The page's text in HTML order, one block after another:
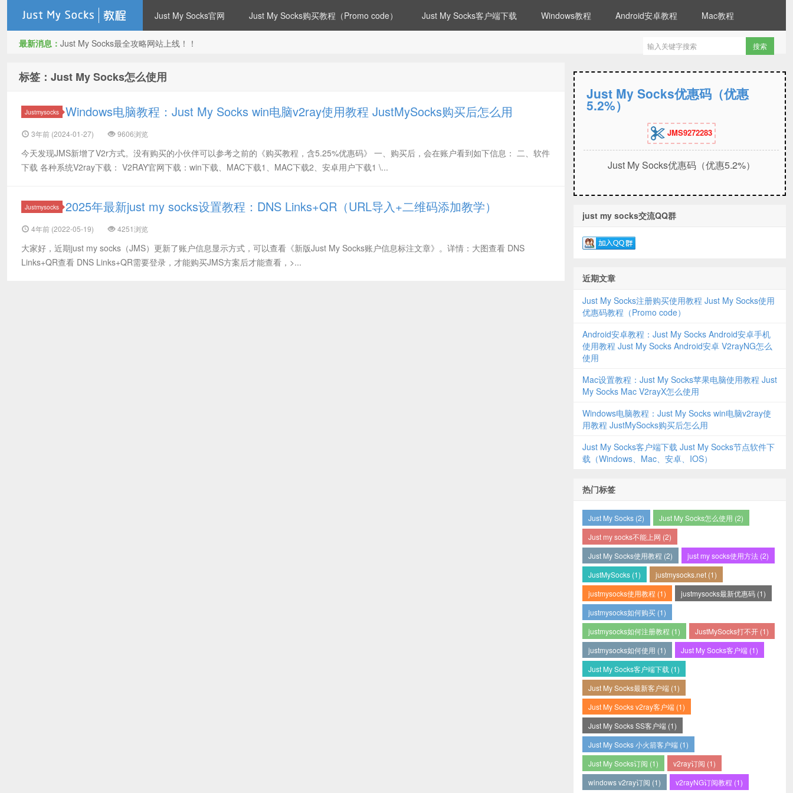
Just My Socks官网 Just My Socks购买教程（Promo code） Just My Socks客户端下载 Windows教程 Android安卓教程 Mac教程
最新消息： Just My Socks最全攻略网站上线！！
标签：Just My Socks怎么使用
Justmysocks Windows电脑教程：Just My Socks win电脑v2ray使用教程 JustMySocks购买后怎么用
3年前 (2024-01-27) 9606浏览
今天发现JMS新增了V2r方式。没有购买的小伙伴可以参考之前的《购买教程，含5.25%优惠码》 一、购买后，会在账户看到如下信息： 二、软件
下载 各种系统V2ray下载： V2RAY官网下载：win下载、MAC下载1、MAC下载2、安卓用户下载1 \...
Justmysocks 2025年最新just my socks设置教程：DNS Links+QR（URL导入+二维码添加教学）
4年前 (2022-05-19) 4251浏览
大家好，近期just my socks（JMS）更新了账户信息显示方式，可以查看《新版Just My Socks账户信息标注文章》。详情：大图查看 DNS
Links+QR查看 DNS Links+QR需要登录，才能购买JMS方案后才能查看，>...
Just My Socks优惠码（优惠
5.2%）
JMS9272283
Just My Socks优惠码（优惠5.2%）
just my socks交流QQ群
近期文章
Just My Socks注册购买使用教程 Just My Socks使用
优惠码教程（Promo code）
Android安卓教程：Just My Socks Android安卓手机
使用教程 Just My Socks Android安卓 V2rayNG怎么
使用
Mac设置教程：Just My Socks苹果电脑使用教程 Just
My Socks Mac V2rayX怎么使用
Windows电脑教程：Just My Socks win电脑v2ray使
用教程 JustMySocks购买后怎么用
Just My Socks客户端下载 Just My Socks节点软件下
载（Windows、Mac、安卓、IOS）
热门标签
Just My Socks (2)
Just My Socks怎么使用 (2)
Just my socks不能上网 (2)
Just My Socks使用教程 (2)
just my socks使用方法 (2)
JustMySocks (1)
justmysocks.net (1)
justmysocks使用教程 (1)
justmysocks最新优惠码 (1)
justmysocks如何购买 (1)
justmysocks如何注册教程 (1)
JustMySocks打不开 (1)
justmysocks如何使用 (1)
Just My Socks客户端 (1)
Just My Socks客户端下载 (1)
Just My Socks最新客户端 (1)
Just My Socks v2ray客户端 (1)
Just My Socks SS客户端 (1)
Just My Socks 小火箭客户端 (1)
Just My Socks订阅 (1)
v2ray订阅 (1)
windows v2ray订阅 (1)
v2rayNG订阅教程 (1)